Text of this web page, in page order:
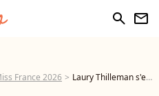
search newsletter
France 2026 Laury Thilleman s'essaie à la comédie dans Alice Nevers, le Juge est une femme